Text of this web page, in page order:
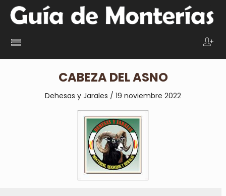
CABEZA DEL ASNO
Dehesas y Jarales / 19 noviembre 2022